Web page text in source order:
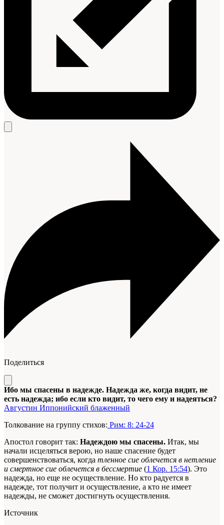
Поделиться
Ибо мы спасены в надежде. Надежда же, когда видит, не
есть надежда; ибо если кто видит, то чего ему и надеяться?
Августин Иппонийский блаженный
Толкование на группу стихов: Рим: 8: 24-24
Апостол говорит так: Надеждою мы спасены. Итак, мы
начали исцеляться верою, но наше спасение будет
совершенствоваться, когда тленное сие облечется в нетление
и смертное сие облечется в бессмертие (1 Кор. 15:54). Это
надежда, но еще не осуществление. Но кто радуется в
надежде, тот получит и осуществление, а кто не имеет
надежды, не сможет достигнуть осуществления.
Источник